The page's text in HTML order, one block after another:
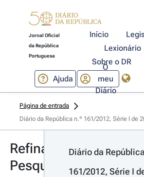
Jornal Oficial
da República
Portuguesa
Início
Lexionário
Sobre o DR
Ajuda
O
meu
Diário
Página de entrada
Diário da República n.º 161/2012, Série I de
Refinar
Pesquisa
Diário da
161/2012, Série I